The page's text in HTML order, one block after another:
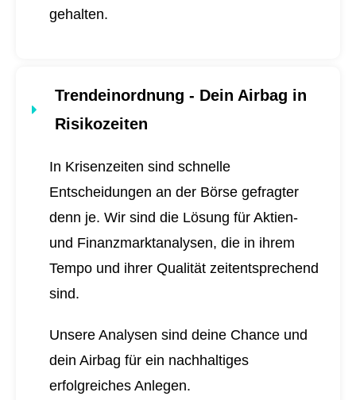
gehalten.
Trendeinordnung - Dein Airbag in
Risikozeiten
In Krisenzeiten sind schnelle
Entscheidungen an der Börse gefragter
denn je. Wir sind die Lösung für Aktien-
und Finanzmarktanalysen, die in ihrem
Tempo und ihrer Qualität zeitentsprechend
sind.
Unsere Analysen sind deine Chance und
dein Airbag für ein nachhaltiges
erfolgreiches Anlegen.